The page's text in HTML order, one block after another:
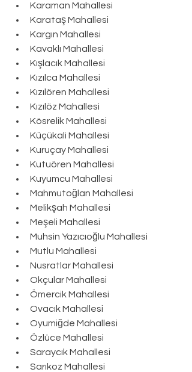
Karaman Mahallesi
Karataş Mahallesi
Kargın Mahallesi
Kavaklı Mahallesi
Kışlacık Mahallesi
Kızılca Mahallesi
Kızılören Mahallesi
Kızılöz Mahallesi
Kösrelik Mahallesi
Küçükali Mahallesi
Kuruçay Mahallesi
Kutuören Mahallesi
Kuyumcu Mahallesi
Mahmutoğlan Mahallesi
Melikşah Mahallesi
Meşeli Mahallesi
Muhsin Yazıcıoğlu Mahallesi
Mutlu Mahallesi
Nusratlar Mahallesi
Okçular Mahallesi
Ömercik Mahallesi
Ovacık Mahallesi
Oyumiğde Mahallesi
Özlüce Mahallesi
Saraycık Mahallesi
Sarıkoz Mahallesi